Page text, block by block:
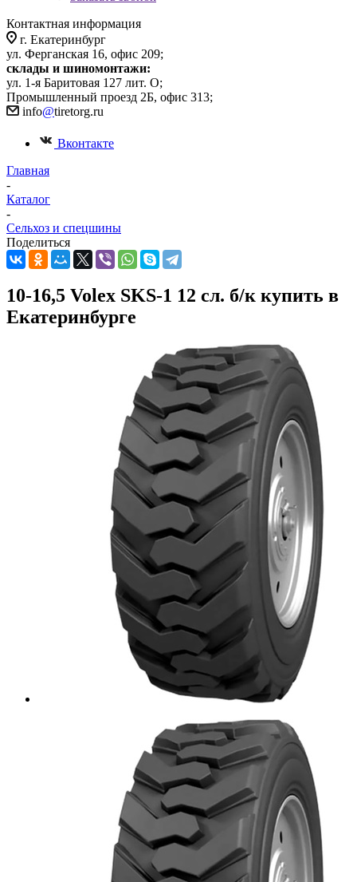
Контактная информация
г. Екатеринбург
ул. Ферганская 16, офис 209;
склады и шиномонтажи:
ул. 1-я Баритовая 127 лит. О;
Промышленный проезд 2Б, офис 313;
info@tiretorg.ru
Вконтакте
Главная
-
Каталог
-
Сельхоз и спецшины
Поделиться
10-16,5 Volex SKS-1 12 сл. б/к купить в
Екатеринбурге